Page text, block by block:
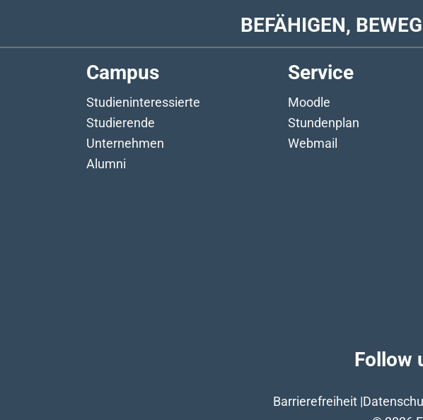
BEFÄHIGEN,
Campus
Studieninteressierte
Studierende
Unternehmen
Alumni
Service
Moodle
Stundenplan
Webmail
Follow
Barrierefreiheit |